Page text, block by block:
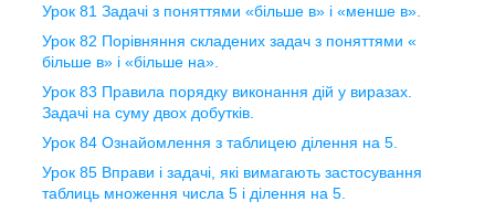
Урок 81 Задачі з поняттями «більше в» і «менше в».
Урок 82 Порівняння складених задач з поняттями «
більше в» і «більше на».
Урок 83 Правила порядку виконання дій у виразах.
Задачі на суму двох добутків.
Урок 84 Ознайомлення з таблицею ділення на 5.
Урок 85 Вправи і задачі, які вимагають застосування
таблиць множення числа 5 і ділення на 5.